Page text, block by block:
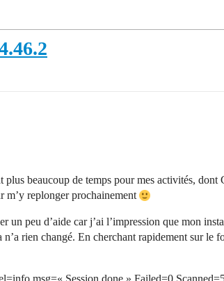
plus beaucoup de temps pour mes activités,
m’y replonger prochainement
un peu d’aide car j’ai l’impression que mon
n’a rien changé. En cherchant rapidement sur
msg=« Session done » Failed=0